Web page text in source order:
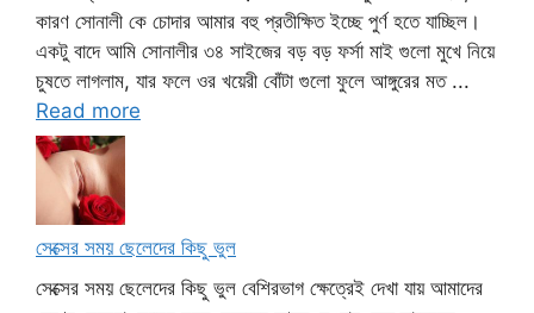
কারণ সোনালী কে চোদার আমার বহু প্রতীক্ষিত ইচ্ছে পুর্ণ হতে যাচ্ছিল।
একটু বাদে আমি সোনালীর ৩৪ সাইজের বড় বড় ফর্সা মাই গুলো মুখে নিয়ে
চুষতে লাগলাম, যার ফলে ওর খয়েরী বোঁটা গুলো ফুলে আঙ্গুরের মত ...
Read more
সেক্সের সময় ছেলেদের কিছু ভুল
সেক্সের সময় ছেলেদের কিছু ভুল বেশিরভাগ ক্ষেত্রেই দেখা যায় আমাদের